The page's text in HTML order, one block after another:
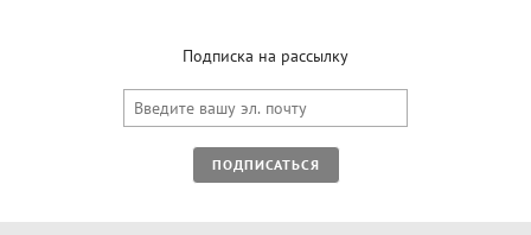
Подписка на рассылку
ПОДПИСАТЬСЯ